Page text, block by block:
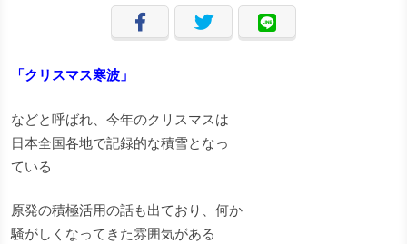
「クリスマス寒波」
などと呼ばれ、今年のクリスマスは
日本全国各地で記録的な積雪となっ
ている
原発の積極活用の話も出ており、何か
騒がしくなってきた雰囲気がある